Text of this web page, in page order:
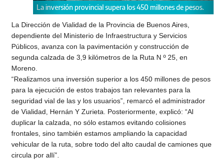
450 millones de pesos.
Los trabajos se realizan íntegramente en
La Dirección de Vialidad de la Provincia de Buenos Aires,
dependiente del Ministerio de Infraestructura y Servicios
Públicos, avanza con la pavimentación y construcción de
segunda calzada de 3,9 kilómetros de la Ruta N º 25, en
Moreno.
“Realizamos una inversión superior a los 450 millones de pesos
para la ejecución de estos trabajos tan relevantes para la
seguridad vial de las y los usuarios”, remarcó el administrador
de Vialidad, Hernán Y Zurieta. Posteriormente, explicó: “Al
duplicar la calzada, no sólo estamos evitando colisiones
frontales, sino también estamos ampliando la capacidad
vehicular de la ruta, sobre todo del alto caudal de camiones que
circula por allí”.